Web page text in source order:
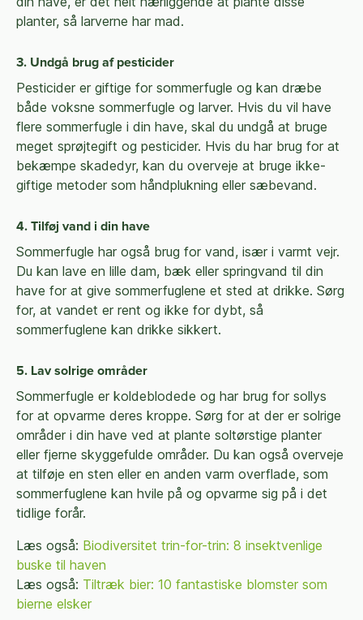
planter, så larverne har mad.
3. Undgå brug af pesticider
Pesticider er giftige for sommerfugle og kan dræbe
både voksne sommerfugle og larver. Hvis du vil have
flere sommerfugle i din have, skal du undgå at bruge
meget sprøjtegift og pesticider. Hvis du har brug for at
bekæmpe skadedyr, kan du overveje at bruge ikke-
giftige metoder som håndplukning eller sæbevand.
4. Tilføj vand i din have
Sommerfugle har også brug for vand, især i varmt vejr.
Du kan lave en lille dam, bæk eller springvand til din
have for at give sommerfuglene et sted at drikke. Sørg
for, at vandet er rent og ikke for dybt, så
sommerfuglene kan drikke sikkert.
5. Lav solrige områder
Sommerfugle er koldeblodede og har brug for sollys
for at opvarme deres kroppe. Sørg for at der er solrige
områder i din have ved at plante soltørstige planter
eller fjerne skyggefulde områder. Du kan også overveje
at tilføje en sten eller en anden varm overflade, som
sommerfuglene kan hvile på og opvarme sig på i det
tidlige forår.
Læs også: Biodiversitet trin-for-trin: 8 insektvenlige
buske til haven
Læs også: Tiltræk bier: 10 fantastiske blomster som
bierne elsker